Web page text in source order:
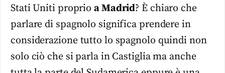
Stati Uniti proprio a Madrid? È chiaro che
parlare di spagnolo significa prendere in
considerazione tutto lo spagnolo quindi non
solo ciò che si parla in Castiglia ma anche